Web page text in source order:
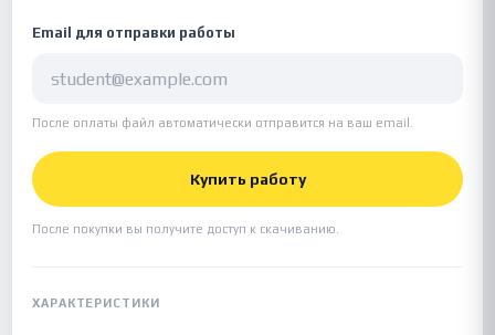
Email для отправки работы
После оплаты файл автоматически отправится на ваш email.
Купить работу
После покупки вы получите доступ к скачиванию.
ХАРАКТЕРИСТИКИ